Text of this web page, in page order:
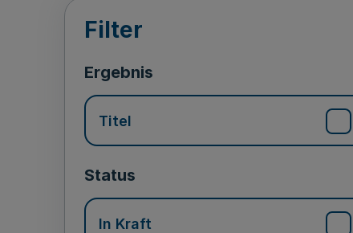
Suchergebnisse
Filter
Ergebnis
Titel
Status
In Kraft